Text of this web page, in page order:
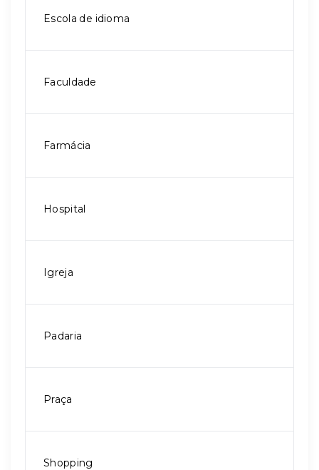
Escola de idioma
Faculdade
Farmácia
Hospital
Igreja
Padaria
Praça
Shopping